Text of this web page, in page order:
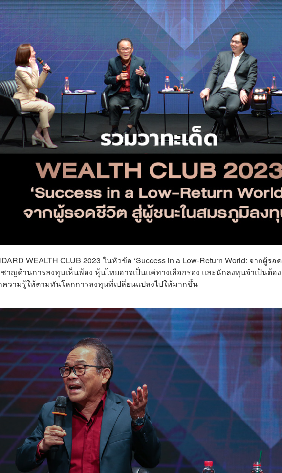
WEALTH CLUB 2023 ในหัวข้อ ‘Success in a Low-Return World: จากผู้รอด
าญด้านการลงทุนเห็นพ้อง หุ้นไทยอาจเป็นแค่ทางเลือกรอง และนักลงทุนจำเป็นต้อง
วามรู้ให้ตามทันโลกการลงทุนที่เปลี่ยนแปลงไปให้มากขึ้น